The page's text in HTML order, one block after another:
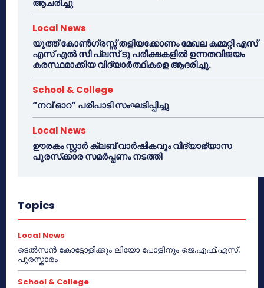
ആചരിച്ചു
Local News
യൂത്ത് കോൺഗ്രസ്സ് തളിയക്കോണം മേഖല കമ്മറ്റി എസ്
എസ് എൽ സി പ്ലസ് ടു പരീക്ഷകളിൽ ഉന്നതവിജയം
കരസ്ഥമാക്കിയ വിദ്യാർത്ഥികളെ ആദരിച്ചു.
School & College
“നവ് ഓറ” പരിപാടി സംഘടിപ്പിച്ചു
Local News
ഊരകം സ്റ്റാർ ക്ലബ് വാർഷികവും വിദ്യാഭ്യാസ
പുരസ്‌ക്കാര സമർപ്പണം നടത്തി
Topics
Local News
ടെൽസൻ കോട്ടോളിക്കും ലിയോ പോളിനും ജെ.എഫ്.എസ്.
പുരസ്കാരം
School & College